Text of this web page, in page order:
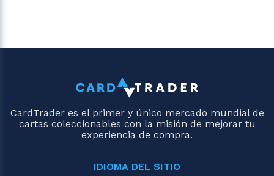
CardTrader es el primer y único mercado mundial de
cartas coleccionables con la misión de mejorar tu
experiencia de compra.
IDIOMA DEL SITIO